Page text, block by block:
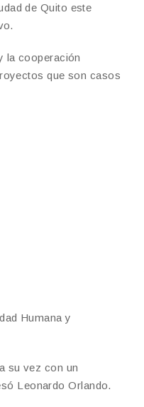
de Quito este
la cooperación
que son casos
Humana y
su vez con un
Leonardo Orlando.